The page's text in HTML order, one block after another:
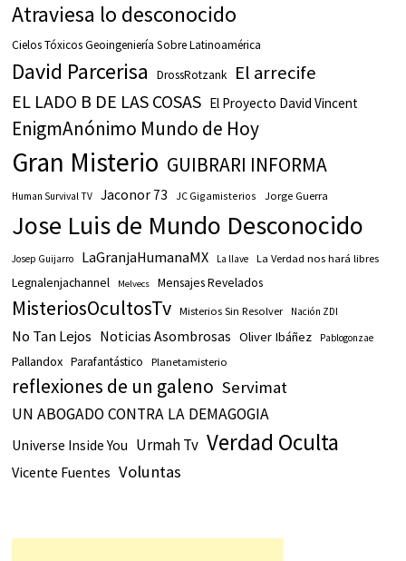
Atraviesa lo desconocido
Cielos Tóxicos Geoingeniería Sobre Latinoamérica
David Parcerisa DrossRotzank El arrecife
EL LADO B DE LAS COSAS El Proyecto David Vincent
EnigmAnónimo Mundo de Hoy
Gran Misterio GUIBRARI INFORMA
Human Survival TV Jaconor 73 JC Gigamisterios Jorge Guerra
Jose Luis de Mundo Desconocido
Josep Guijarro LaGranjaHumanaMX La llave La Verdad nos hará libres
Legnalenjachannel Melvecs Mensajes Revelados
MisteriosOcultosTv Misterios Sin Resolver Nación ZDI
No Tan Lejos Noticias Asombrosas Oliver Ibáñez Pablogonzae
Pallandox Parafantástico Planetamisterio
reflexiones de un galeno Servimat
UN ABOGADO CONTRA LA DEMAGOGIA
Universe Inside You Urmah Tv Verdad Oculta
Vicente Fuentes Voluntas